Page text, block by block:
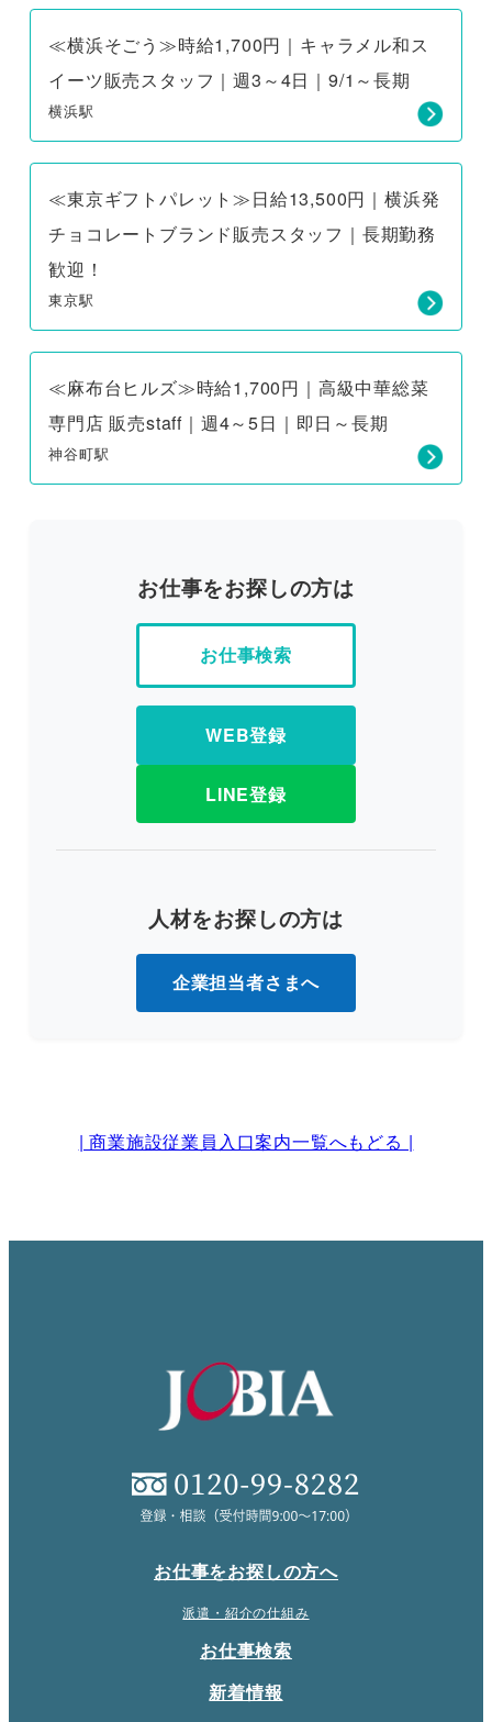
≪横浜そごう≫時給1,700円｜キャラメル和ス
イーツ販売スタッフ｜週3～4日｜9/1～長期
横浜駅
≪東京ギフトパレット≫日給13,500円｜横浜発
チョコレートブランド販売スタッフ｜長期勤務
歓迎！
東京駅
≪麻布台ヒルズ≫時給1,700円｜高級中華総菜
専門店 販売staff｜週4～5日｜即日～長期
神谷町駅
お仕事をお探しの方は
お仕事検索
WEB登録
LINE登録
人材をお探しの方は
企業担当者さまへ
| 商業施設従業員入口案内一覧へもどる |
お仕事をお探しの方へ
派遣・紹介の仕組み
お仕事検索
新着情報